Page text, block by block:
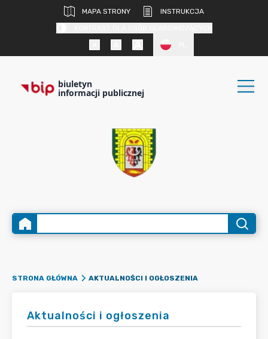
MAPA STRONY
INSTRUKCJA
biuletyn
informacji publicznej
STRONA GŁÓWNA AKTUALNOŚCI I OGŁOSZENIA
Aktualności i ogłoszenia